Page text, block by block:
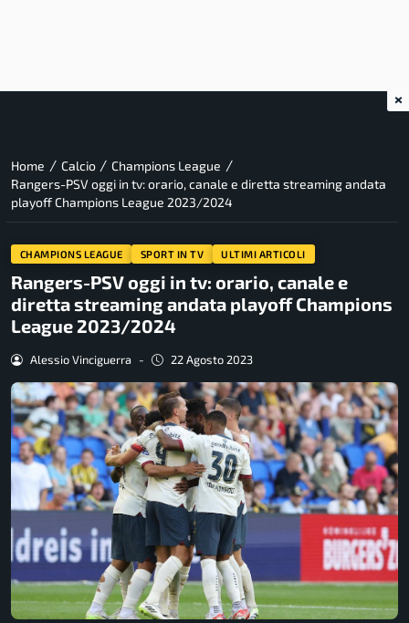
Home / Calcio / Champions League /
Rangers-PSV oggi in tv: orario, canale e diretta streaming andata
playoff Champions League 2023/2024
CHAMPIONS LEAGUE SPORT IN TV ULTIMI ARTICOLI
Rangers-PSV oggi in tv: orario, canale e
diretta streaming andata playoff Champions
League 2023/2024
Alessio Vinciguerra - 22 Agosto 2023
×